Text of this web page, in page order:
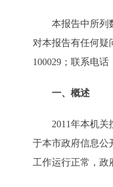
本报告中所列数
对本报告有任何疑
100029；联系电话
一、概述
2011年本机关按
于本市政府信息公
工作运行正常，政